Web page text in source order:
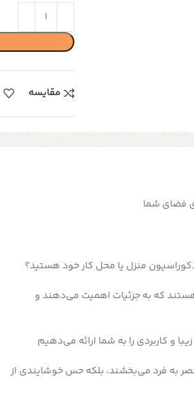
مقایسه
فضای شما
منزل یا محل کار خود هستید؟
که به جزئیات اهمیت می‌دهند و
و کاربردی را به شما ارائه می‌دهیم
به فرد می‌بخشند، بلکه حس خوشایندی از